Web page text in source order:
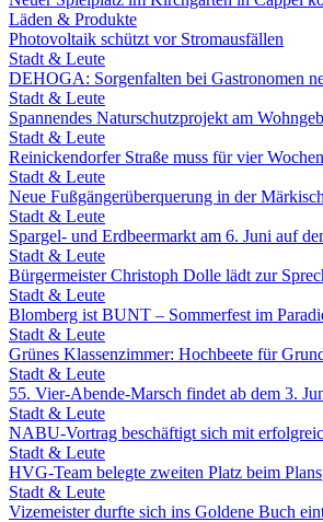
Läden & Produkte
Photovoltaik schützt vor Stromausfällen
Stadt & Leute
DEHOGA: Sorgenfalten bei Gastronomen
Stadt & Leute
Spannendes Naturschutzprojekt am
Stadt & Leute
Reinickendorfer Straße muss für vier
Stadt & Leute
Neue Fußgängerüberquerung in der
Stadt & Leute
Spargel- und Erdbeermarkt am 6. Juni auf
Stadt & Leute
Bürgermeister Christoph Dolle lädt zur
Stadt & Leute
Blomberg ist BUNT – Sommerfest im
Stadt & Leute
Grünes Klassenzimmer: Hochbeete für
Stadt & Leute
55. Vier-Abende-Marsch findet ab dem 3.
Stadt & Leute
NABU-Vortrag beschäftigt sich mit
Stadt & Leute
HVG-Team belegte zweiten Platz beim
Stadt & Leute
Vizemeister durfte sich ins Goldene Buch